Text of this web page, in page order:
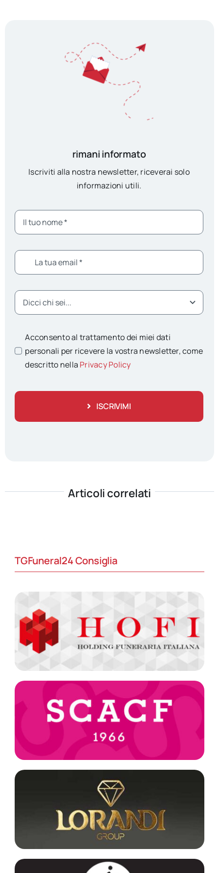
rimani informato
Iscriviti alla nostra newsletter, riceverai solo
informazioni utili.
Acconsento al trattamento dei miei dati
personali per ricevere la vostra newsletter, come
descritto nella Privacy Policy
ISCRIVIMI
Articoli correlati
TGFuneral24 Consiglia